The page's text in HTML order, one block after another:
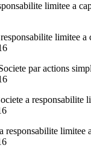
limitee a
limitee
par actions
a